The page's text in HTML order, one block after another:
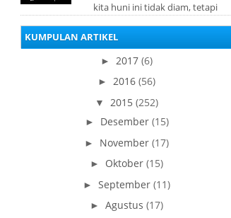
kita huni ini tidak diam, tetapi
disebut rotasi bumi. Waktu yang
diperlukan...
KUMPULAN ARTIKEL
► 2017 (6)
► 2016 (56)
▼ 2015 (252)
► Desember (15)
► November (17)
► Oktober (15)
► September (11)
► Agustus (17)